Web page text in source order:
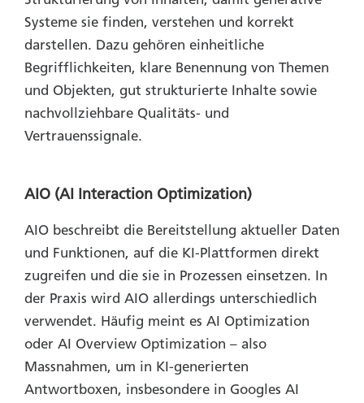
Systeme sie finden, verstehen und korrekt
darstellen. Dazu gehören einheitliche
Begrifflichkeiten, klare Benennung von Themen
und Objekten, gut strukturierte Inhalte sowie
nachvollziehbare Qualitäts- und
Vertrauenssignale.
AIO (AI Interaction Optimization)
AIO beschreibt die Bereitstellung aktueller Daten
und Funktionen, auf die KI-Plattformen direkt
zugreifen und die sie in Prozessen einsetzen. In
der Praxis wird AIO allerdings unterschiedlich
verwendet. Häufig meint es AI Optimization
oder AI Overview Optimization – also
Massnahmen, um in KI-generierten
Antwortboxen, insbesondere in Googles AI